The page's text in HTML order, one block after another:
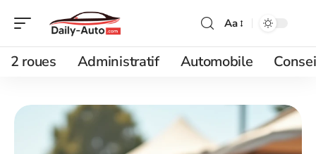
Aa
2 roues Administratif Automobile